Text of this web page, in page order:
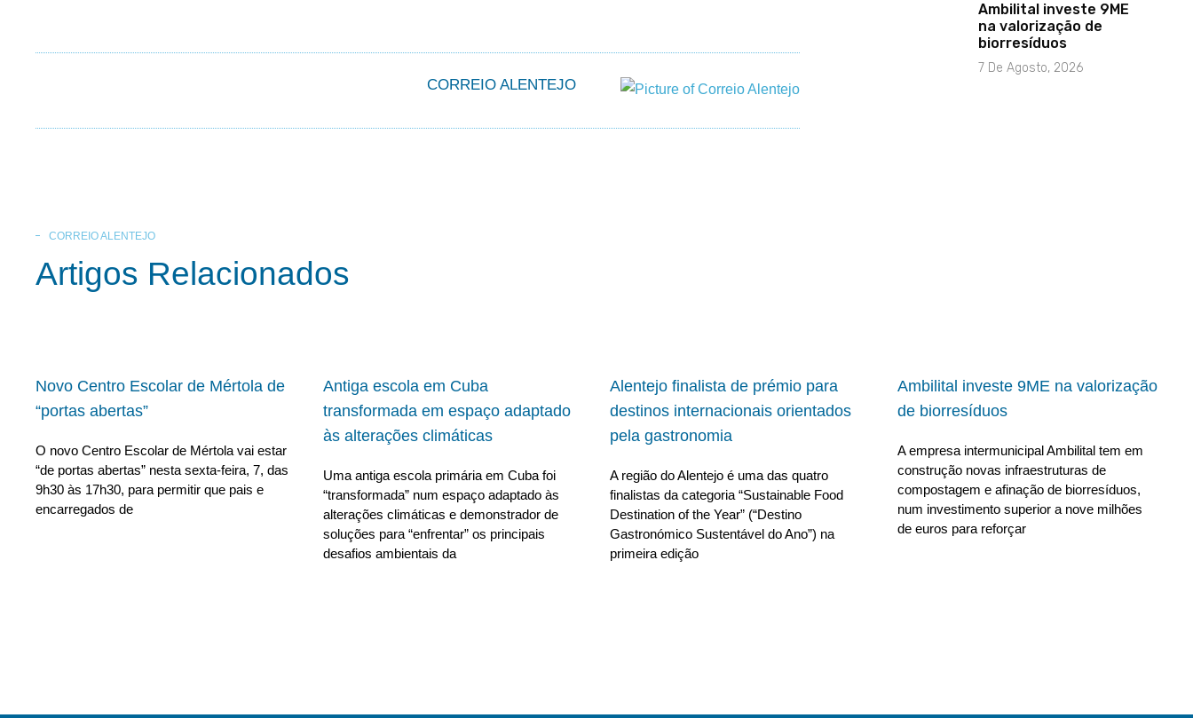
CORREIO ALENTEJO
Ambilital investe 9ME
na valorização de
biorresíduos
7 De Agosto, 2026
CORREIO ALENTEJO
Artigos Relacionados
Novo Centro Escolar de Mértola de
“portas abertas”
O novo Centro Escolar de Mértola vai estar
“de portas abertas” nesta sexta-feira, 7, das
9h30 às 17h30, para permitir que pais e
encarregados de
Antiga escola em Cuba
transformada em espaço adaptado
às alterações climáticas
Uma antiga escola primária em Cuba foi
“transformada” num espaço adaptado às
alterações climáticas e demonstrador de
soluções para “enfrentar” os principais
desafios ambientais da
Alentejo finalista de prémio para
destinos internacionais orientados
pela gastronomia
A região do Alentejo é uma das quatro
finalistas da categoria “Sustainable Food
Destination of the Year” (“Destino
Gastronómico Sustentável do Ano”) na
primeira edição
Ambilital investe 9ME na valorização
de biorresíduos
A empresa intermunicipal Ambilital tem em
construção novas infraestruturas de
compostagem e afinação de biorresíduos,
num investimento superior a nove milhões
de euros para reforçar